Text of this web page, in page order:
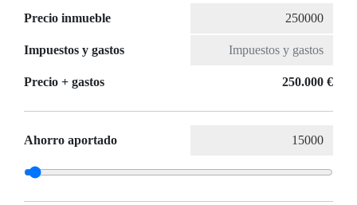
Precio inmueble
Impuestos y gastos
Precio + gastos 250.000 €
Ahorro aportado